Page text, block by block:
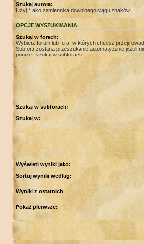
Szukaj autora:
Użyj * jako zamiennika dowolnego ciągu znaków.
OPCJE WYSZUKIWANIA
Szukaj w forach:
Wybierz forum lub fora, w których chcesz
Subfora zostaną przeszukanie automatycznie jeżeli
poniżej “szukaj w subforach“.
Szukaj w subforach:
Szukaj w:
Wyświetl wyniki jako:
Sortuj wyniki według:
Wyniki z ostatnich:
Pokaż pierwsze: